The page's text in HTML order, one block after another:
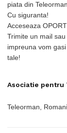
piata din
Cu siguranta!
Acceseaza
Trimite un mail
impreuna vom
tale!
Asociatie pentru
Teleorman,